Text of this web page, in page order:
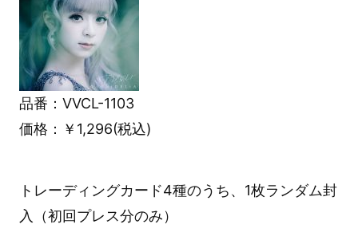
品番：VVCL-1103
価格：￥1,296(税込)
トレーディングカード4種のうち、1枚ランダム封
入（初回プレス分のみ）